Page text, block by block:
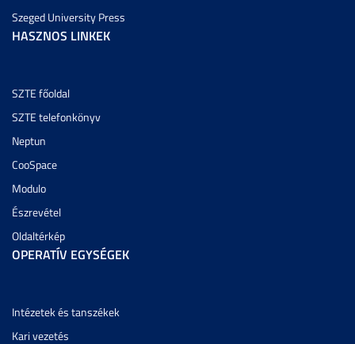
Szeged University Press
HASZNOS LINKEK
SZTE főoldal
SZTE telefonkönyv
Neptun
CooSpace
Modulo
Észrevétel
Oldaltérkép
OPERATÍV EGYSÉGEK
Intézetek és tanszékek
Kari vezetés